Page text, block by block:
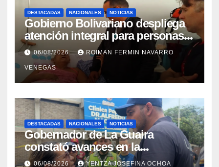
DESTACADAS NACIONALES NOTICIAS
Gobierno Bolivariano despliega
atención integral para personas
con discapacidad en
campamentos de La Guaira
06/08/2026 ROIMAN FERMIN NAVARRO
VENEGAS
DESTACADAS NACIONALES NOTICIAS
Gobernador de La Guaira
constató avances en la
rehabilitación del Hospitalito de
06/08/2026 YENTZA JOSEFINA OCHOA